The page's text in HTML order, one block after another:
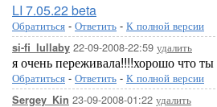
LI 7.05.22 beta
Обратиться - Ответить - К полной версии
si-fi_lullaby 22-09-2008-22:59 удалить
я очень переживала!!!!хорошо что ты
Обратиться - Ответить - К полной версии
Sergey_Kin 23-09-2008-01:22 удалить